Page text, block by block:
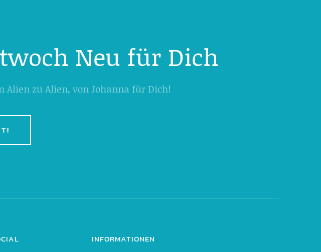
Neu für Dich
zu Alien, von Johanna für Dich!
INFORMATIONEN